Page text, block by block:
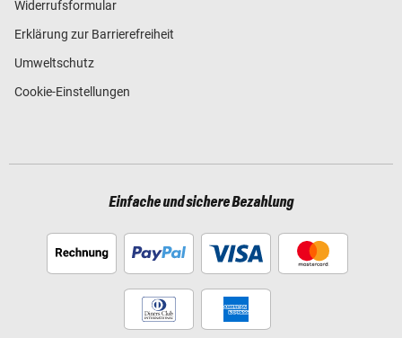
Widerrufsformular
Erklärung zur Barrierefreiheit
Umweltschutz
Cookie-Einstellungen
Einfache und sichere Bezahlung